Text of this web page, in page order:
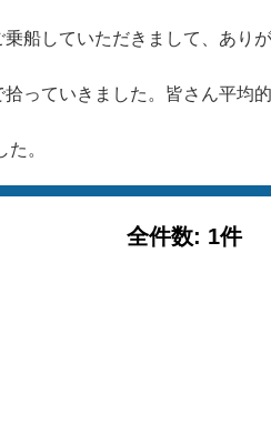
船していただきまして、ありが
っていきました。皆さん平均的
。
全件数: 1件